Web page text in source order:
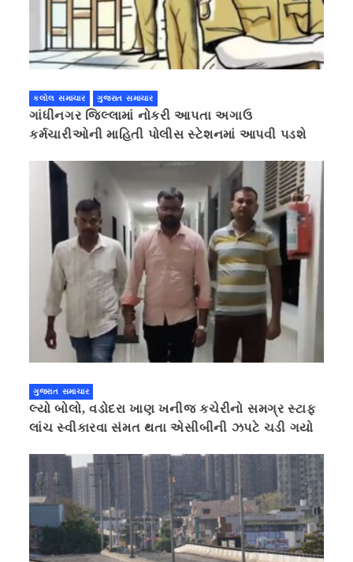
કલોલ સમાચાર ગુજરાત સમાચાર
ગાંધીનગર જિલ્લામાં નોકરી આપતા અગાઉ
કર્મચારીઓની માહિતી પોલીસ સ્ટેશનમાં આપવી પડશે
ગુજરાત સમાચાર
લ્યો બોલો, વડોદરા ખાણ ખનીજ કચેરીનો સમગ્ર સ્ટાફ
લાંચ સ્વીકારવા સંમત થતા એસીબીની ઝપટે ચડી ગયો